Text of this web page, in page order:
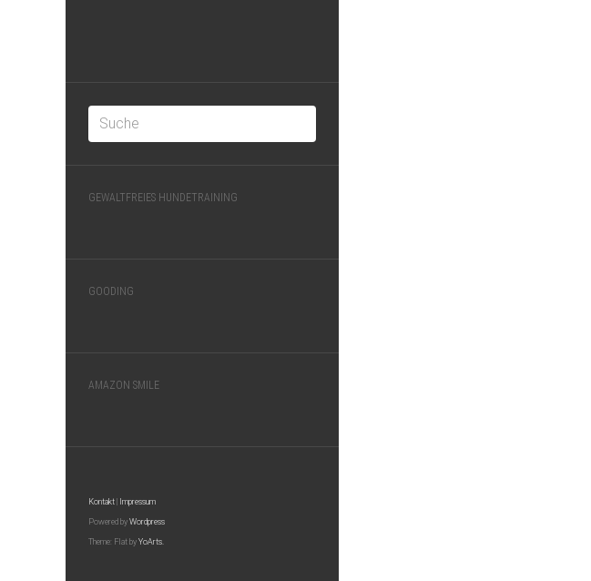
GEWALTFREIES HUNDETRAINING
GOODING
AMAZON SMILE
Kontakt Impressum
Powered by Wordpress
Theme: Flat by YoArts.